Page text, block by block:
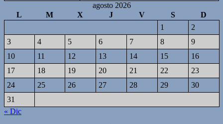
agosto 2026
L
M X J V S
D
1
2
3
4 5 6 7 8
9
10
11 12 13 14 15
16
17
18 19 20 21 22
23
24
25 26 27 28 29
30
31
« Dic